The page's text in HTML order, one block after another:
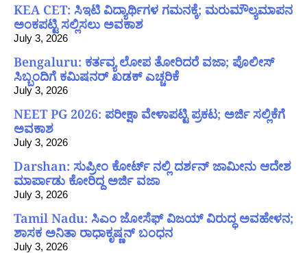
KEA CET: ಸಿಇಟಿ ವಿದ್ಯಾರ್ಥಿಗಳ ಗಮನಕ್ಕೆ; ಮರುಮೌಲ್ಯಮಾಪನ
ಅಂಕಪಟ್ಟಿ ಸಲ್ಲಿಸಲು ಅವಕಾಶ
July 3, 2026
Bengaluru: ಕರ್ತವ್ಯ ಲೋಪ ತೋರಿದರೆ ವಜಾ; ಪೊಲೀಸ್
ಸಿಬ್ಬಂದಿಗೆ ಕಮಿಷನರ್ ಖಡಕ್ ಎಚ್ಚರಿಕೆ
July 3, 2026
NEET PG 2026: ಪರೀಕ್ಷಾ ವೇಳಾಪಟ್ಟಿ ಪ್ರಕಟ; ಅರ್ಜಿ ಸಲ್ಲಿಕೆಗೆ
ಅವಕಾಶ
July 3, 2026
Darshan: ಸುಪ್ರೀಂ ಕೋರ್ಟ್ ನಲ್ಲಿ ದರ್ಶನ್ ಜಾಮೀನು ಆದೇಶ
ಮಾರ್ಪಾಡು ಕೋರಿದ್ದ ಅರ್ಜಿ ವಜಾ
July 3, 2026
Tamil Nadu: ಸಿಎಂ ಜೋಸೆಫ್ ವಿಜಯ್ ವಿರುದ್ಧ ಅವಹೇಳನ;
ಶಾಸಕ ಅನಿತಾ ರಾಧಾಕೃಷ್ಣನ್ ಬಂಧನ
July 3, 2026